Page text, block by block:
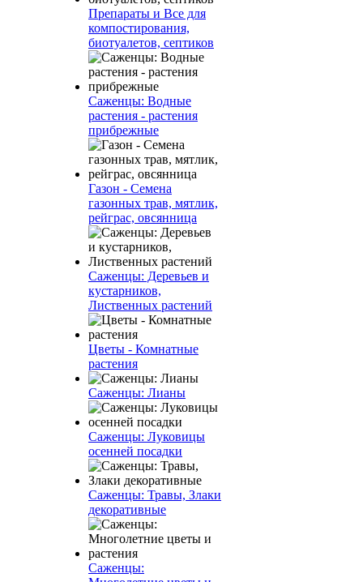
Препараты и Все для
компостирования,
биотуалетов, септиков
Саженцы: Водные
растения - растения
прибрежные
Газон - Семена
газонных трав, мятлик,
рейграс, овсянница
Саженцы: Деревьев и
кустарников,
Лиственных растений
Цветы - Комнатные
растения
Саженцы: Лианы
Саженцы: Луковицы
осенней посадки
Саженцы: Травы, Злаки
декоративные
Саженцы: